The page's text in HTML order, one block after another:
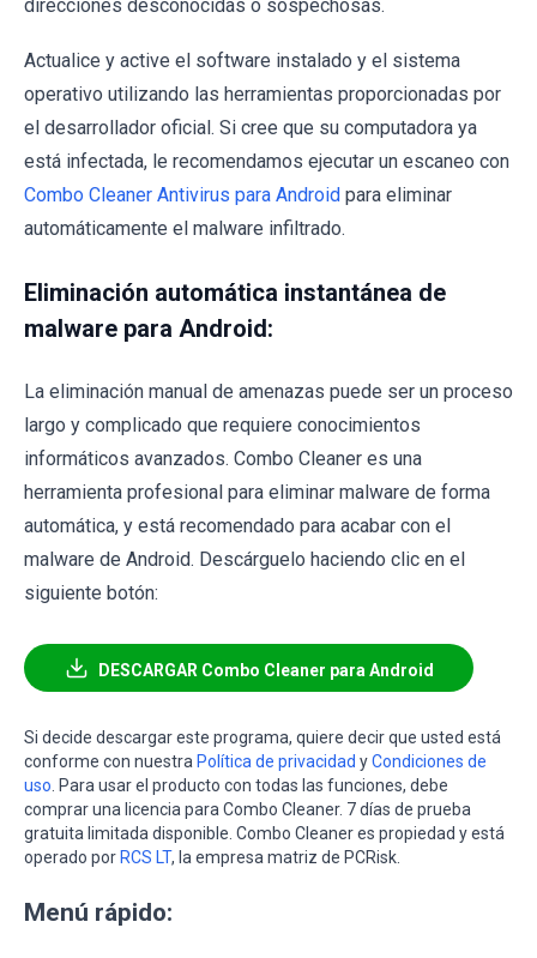
direcciones desconocidas o sospechosas.
Actualice y active el software instalado y el sistema
operativo utilizando las herramientas proporcionadas por
el desarrollador oficial. Si cree que su computadora ya
está infectada, le recomendamos ejecutar un escaneo con
Combo Cleaner Antivirus para Android para eliminar
automáticamente el malware infiltrado.
Eliminación automática instantánea de
malware para Android:
La eliminación manual de amenazas puede ser un proceso
largo y complicado que requiere conocimientos
informáticos avanzados. Combo Cleaner es una
herramienta profesional para eliminar malware de forma
automática, y está recomendado para acabar con el
malware de Android. Descárguelo haciendo clic en el
siguiente botón:
DESCARGAR Combo Cleaner para Android
Si decide descargar este programa, quiere decir que usted está
conforme con nuestra Política de privacidad yCondiciones de
uso. Para usar el producto con todas las funciones, debe
comprar una licencia para Combo Cleaner. 7 días de prueba
gratuita limitada disponible. Combo Cleaner es propiedad y está
operado por RCS LT, la empresa matriz de PCRisk.
Menú rápido: